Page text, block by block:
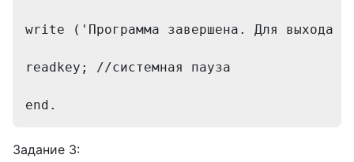
write ('Программа завершена. Для выхода
readkey; //системная пауза
end.
Задание 3: